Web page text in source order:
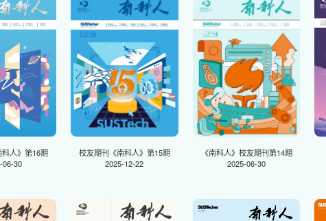
人》第16期
06-30
校友期刊《南科人》第15期
2025-12-22
《南科人》校友期刊第14期
2025-06-30